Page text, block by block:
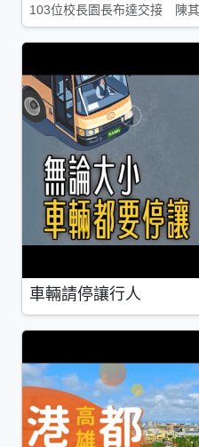
103位校長園長布達交接 陳
車輛請停讓行人